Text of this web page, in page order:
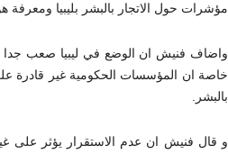
مؤشرات حول الاتجار بالبشر بليبيا ومعرفة
واضاف فنيش ان الوضع في ليبيا صعب جدا في
خاصة ان المؤسسات الحكومية غير قادرة
بالبشر.
و قال فنيش ان عدم الاستقرار يؤثر على